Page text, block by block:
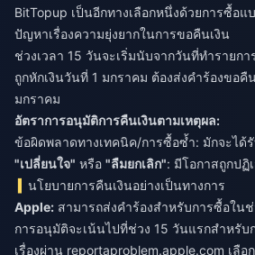
BitTopup เป็นอีกทางเลือกหนึ่งด้วยการซื้อ
ปัญหาเรื่องความยุ่งยากในการขอคืนเงิน
ช่วงเวลา 15 วันจะเริ่มนับจากวันที่ทำรายก
ถูกหักเงินวันที่ 1 มกราคม ต้องส่งคำร้องขอคื
มกราคม
อัตราการอนุมัติการคืนเงินตามเหตุผล:
ข้อผิดพลาดทางเทคนิค/การซื้อซ้ำ: มักจะได้
"เปลี่ยนใจ" หรือ "ลืมยกเลิก": มีโอกาสถูกปฏิ
นโยบายการคืนเงินอย่างเป็นทางการ
Apple: สามารถส่งคำร้องสำหรับการซื้อใน
การอนุมัติจะเน้นไปที่ช่วง 15 วันแรกสำหรั
เรื่องผ่าน reportaproblem.apple.com เลือ